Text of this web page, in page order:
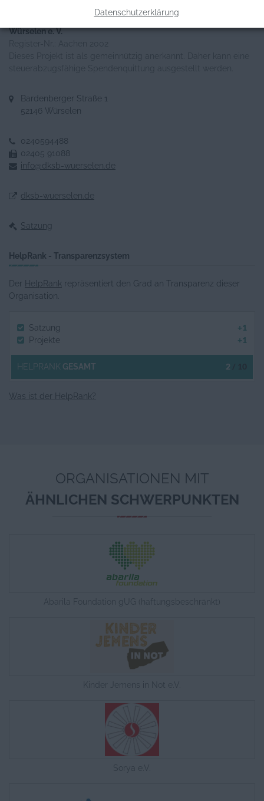
Deutscher Kinderschutzbund OV Alsdorf-Herzogenrath-
Würselen e. V.
Bardenberger Straße 1
52146 Würselen
0240594488
02405 91088
info@dksb-wuerselen.de
dksb-wuerselen.de
Satzung
HelpRank - Transparenzsystem
Der HelpRank repräsentiert den Grad an Transparenz dieser
Organisation.
Satzung +1
Projekte +1
HELPRANK GESAMT 2
Was ist der HelpRank?
ORGANISATIONEN MIT
ÄHNLICHEN SCHWERPUNKTEN
Abarila Foundation gUG (haftungsbeschränkt)
Kinder Jemens in Not e.V.
Sorya e.V.
Datenschutzerklärung